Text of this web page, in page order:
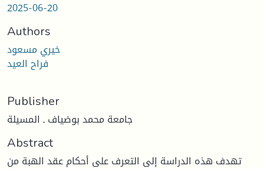
2025-06-20
Authors
خيري مسعود
فراح العيد
Publisher
جامعة محمد بوضياف ـ المسيلة
Abstract
تهدف هذه الدراسة إلى التعرف على أحكام عقد الهبة من